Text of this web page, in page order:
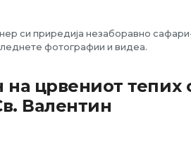
си приредија незаборавно
фотографии и видеа.
црвениот тепих
Валентин